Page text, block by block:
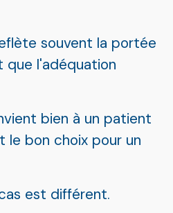
souvent la portée
que l'adéquation
bien à un patient
le bon choix pour un
est différent.